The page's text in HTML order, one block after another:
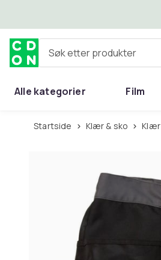
Søk etter produkter
Alle kategorier Film
Startside Klær & sko Klær